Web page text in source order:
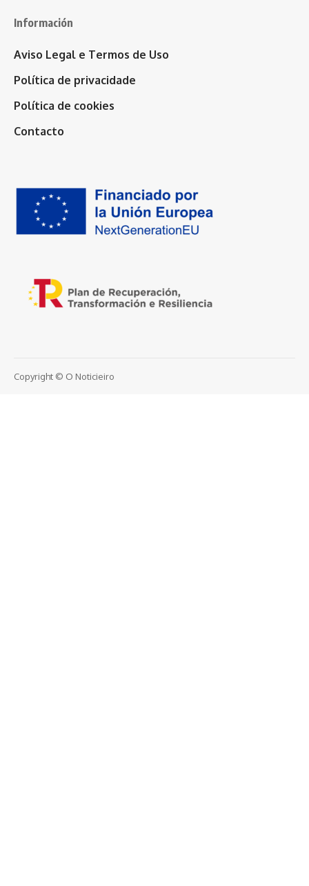
Información
Aviso Legal e Termos de Uso
Política de privacidade
Política de cookies
Contacto
Copyright © O Noticieiro